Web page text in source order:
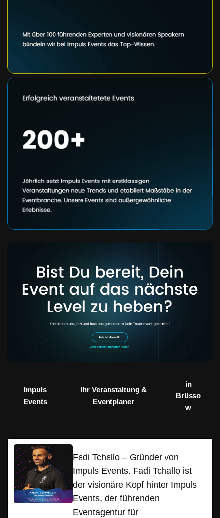
Impuls
Events
Ihr Veranstaltung &
Eventplaner
in
Brüsso
w
Fadi Tchallo – Gründer von
Impuls Events. Fadi Tchallo ist
der visionäre Kopf hinter Impuls
Events, der führenden
Eventagentur für